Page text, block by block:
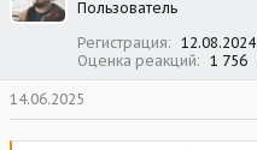
и
Пользователь
Регистрация
12.08.2024
Оценка реакций
1 756
14.06.2025